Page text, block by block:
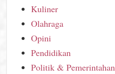
Kuliner
Olahraga
Opini
Pendidikan
Politik & Pemerintahan